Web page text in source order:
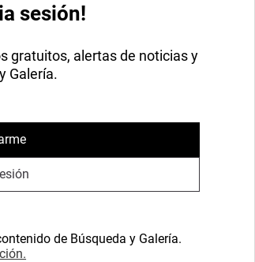
sesión!
gratuitos, alertas de noticias y
Galería.
de Búsqueda y Galería.